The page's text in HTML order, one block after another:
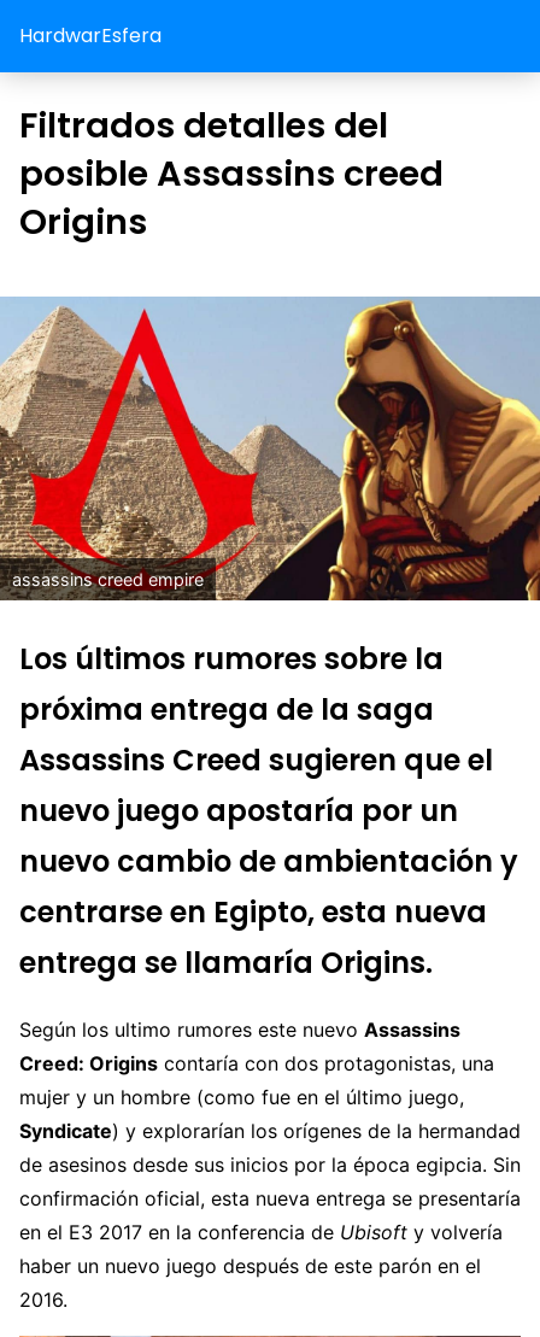
HardwarEsfera
Filtrados detalles del
posible Assassins creed
Origins
assassins creed empire
Los últimos rumores sobre la
próxima entrega de la saga
Assassins Creed sugieren que el
nuevo juego apostaría por un
nuevo cambio de ambientación y
centrarse en Egipto, esta nueva
entrega se llamaría Origins.
Según los ultimo rumores este nuevo Assassins
Creed: Origins contaría con dos protagonistas, una
mujer y un hombre (como fue en el último juego,
Syndicate) y explorarían los orígenes de la hermandad
de asesinos desde sus inicios por la época egipcia. Sin
confirmación oficial, esta nueva entrega se presentaría
en el E3 2017 en la conferencia de Ubisoft y volvería
haber un nuevo juego después de este parón en el
2016.